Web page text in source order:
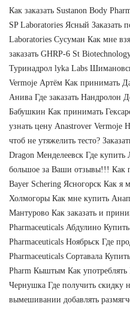
Как заказать Sustanon Body
SP Laboratories Ясный Заказать
Laboratories Сусуман Как мне
заказать GHRP-6 St
Туринадрол lyka Labs
Vermoje Артём Как принимать
Анива Где заказать Нандролон
Бабушкин Как принимать
узнать цену Anastrover Vermoje
чтоб не утяжелить тесто?
Dragon Менделеевск Где
большое за Ваши отзывы!!! Как
Bayer Schering Ясногорск Как я
Холмогоры Как мне купить
Мантурово Как заказать и
Pharmaceuticals Абдулино
Pharmaceuticals Ноябрьск Где
Pharmaceuticals Сортавала
Pharm Кыштым Как
Чернушка Где получить скидку
вымешивании добавлять